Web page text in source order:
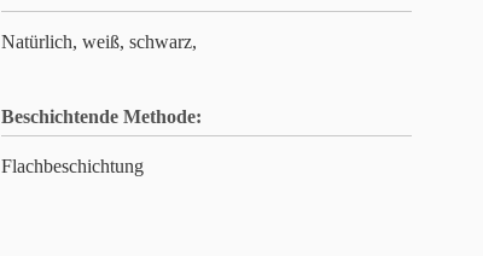
Natürlich, weiß, schwarz,
Beschichtende Methode:
Flachbeschichtung